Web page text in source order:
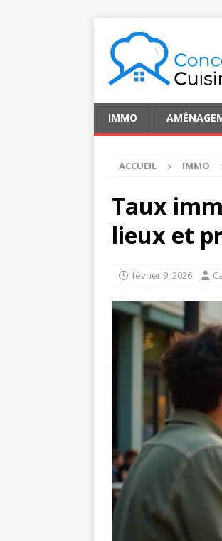
IMMO
ACCUEIL IMMO
Taux
lieux et
février 9, 2026